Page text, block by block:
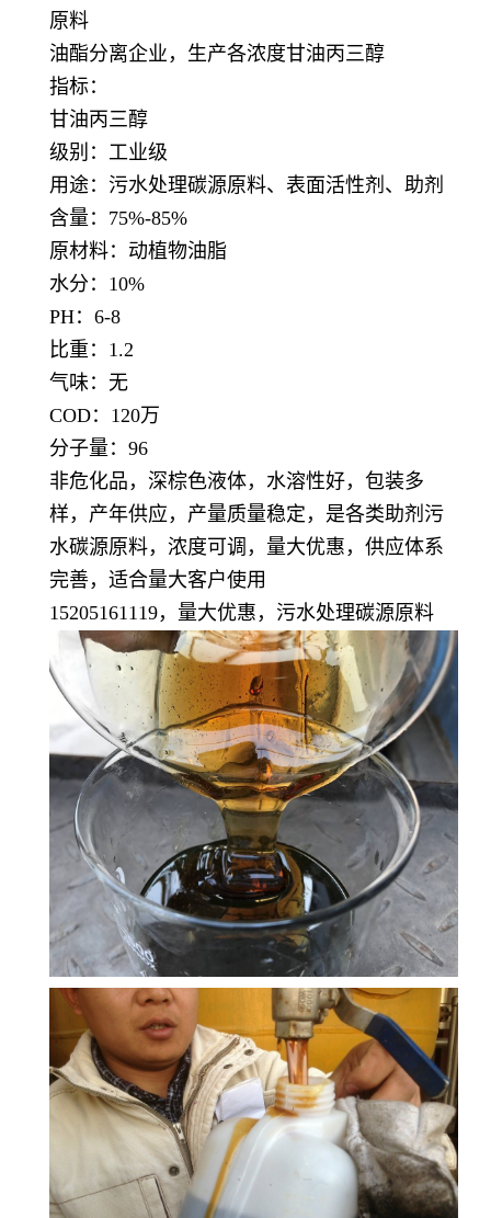
原料
油酯分离企业，生产各浓度甘油丙三醇
指标：
甘油丙三醇
级别：工业级
用途：污水处理碳源原料、表面活性剂、助剂
含量：75%-85%
原材料：动植物油脂
水分：10%
PH：6-8
比重：1.2
气味：无
COD：120万
分子量：96
非危化品，深棕色液体，水溶性好，包装多
样，产年供应，产量质量稳定， 是各类助剂污
水碳源原料，浓度可调，量大优惠，供应体系
完善，适合量大客户使用
15205161119，量大优惠，污水处理碳源原料